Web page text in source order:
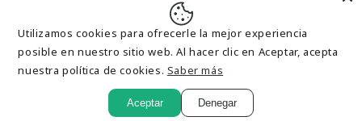
de
pago
JC Toys Spain, S.L. C 2023. All Rights Reserved.
Utilizamos cookies para ofrecerle la mejor experiencia
posible en nuestro sitio web. Al hacer clic en Aceptar, acepta
nuestra política de cookies. Saber más
Aceptar Denegar